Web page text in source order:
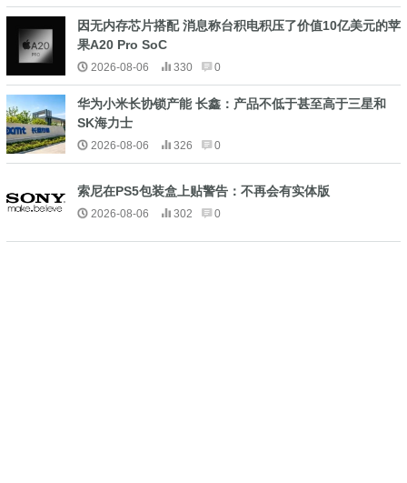
因无内存芯片搭配 消息称台积电积压了价值10亿美元的苹
果A20 Pro SoC
2026-08-06 330 0
华为小米长协锁产能 长鑫：产品不低于甚至高于三星和
SK海力士
2026-08-06 326 0
索尼在PS5包装盒上贴警告：不再会有实体版
2026-08-06 302 0